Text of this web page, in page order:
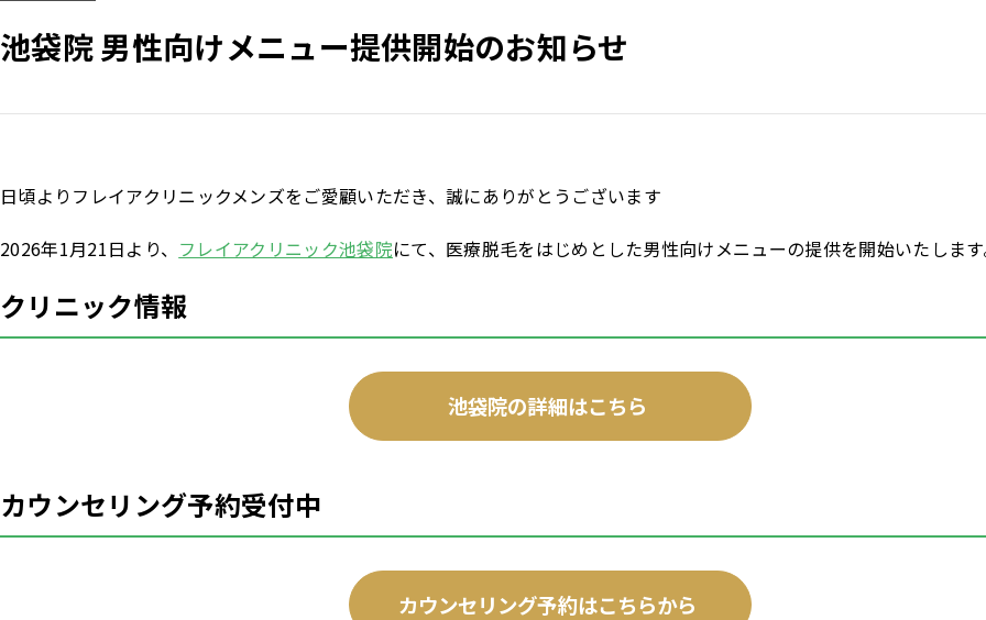
池袋院 男性向けメニュー提供開始のお知らせ
日頃よりフレイアクリニックメンズをご愛顧いただき、誠にありがとうございます
2026年1月21日より、 フレイアクリニック池袋院にて、医療脱毛をはじめとした男性向けメニューの提供を開始いたします
クリニック情報
池袋院の詳細はこちら
カウンセリング予約受付中
カウンセリング予約はこちらから